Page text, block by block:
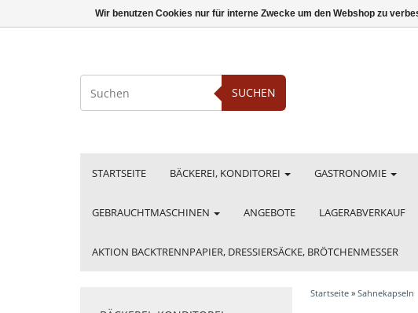
SUCHEN
STARTSEITE BÄCKEREI, KONDITOREI GASTRONOMIE
GEBRAUCHTMASCHINEN ANGEBOTE LAGERABVERKAUF
AKTION BACKTRENNPAPIER, DRESSIERSÄCKE, BRÖTCHENMESSER
Startseite» Sahnekapseln
Wir benutzen Cookies nur für interne Zwecke um den Webshop zu